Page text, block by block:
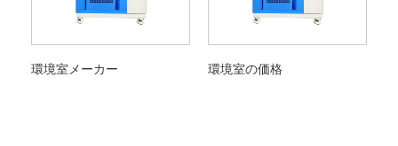
環境室メーカー 環境室の価格